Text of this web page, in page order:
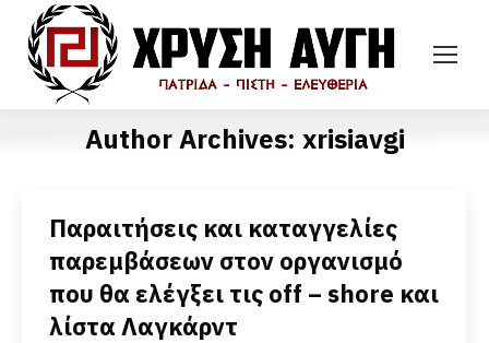
Author Archives: xrisiavgi
Παραιτήσεις και καταγγελίες
παρεμβάσεων στον οργανισμό
που θα ελέγξει τις off – shore και
λίστα Λαγκάρντ